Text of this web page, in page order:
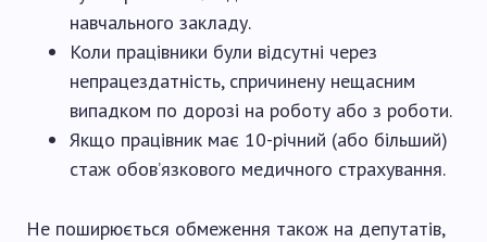
навчального закладу.
Коли працівники були відсутні через
непрацездатність, спричинену нещасним
випадком по дорозі на роботу або з роботи.
Якщо працівник має 10-річний (або більший)
стаж обов’язкового медичного страхування.
Не поширюється обмеження також на депутатів,